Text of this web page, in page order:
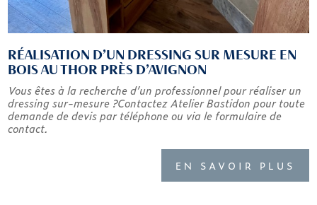
RÉALISATION D’UN DRESSING SUR MESURE EN
BOIS AU THOR PRÈS D’AVIGNON
Vous êtes à la recherche d’un professionnel pour réaliser un
dressing sur-mesure ?Contactez Atelier Bastidon pour toute
demande de devis par téléphone ou via le formulaire de
contact.
EN SAVOIR PLUS